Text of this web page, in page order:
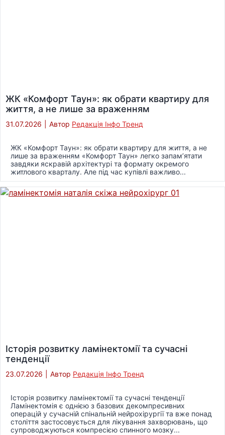
ЖК «Комфорт Таун»: як обрати квартиру для
життя, а не лише за враженням
31.07.2026 Автор Редакція Інфо Тренд
ЖК «Комфорт Таун»: як обрати квартиру для життя, а не
лише за враженням «Комфорт Таун» легко запам’ятати
завдяки яскравій архітектурі та формату окремого
житлового кварталу. Але під час купівлі важливо...
Історія розвитку ламінектомії та сучасні
тенденції
23.07.2026 Автор Редакція Інфо Тренд
Історія розвитку ламінектомії та сучасні тенденції
Ламінектомія є однією з базових декомпресивних
операцій у сучасній спінальній нейрохірургії та вже понад
століття застосовується для лікування захворювань, що
супроводжуються компресією спинного мозку...